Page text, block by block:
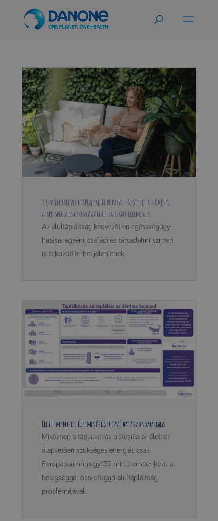
33 millióan alultápláltak Európában -Segíthet a növényi
alapú speciális gyógyászati célra szánt élelmiszer
Az alultápláltság kedvezőtlen egészségügyi
hatásai egyéni, családi és társadalmi szinten
is fokozott terhet jelentenek.
Életet menthet, életminőséget javíthat a szondatáplálás
Miközben a táplálkozás biztosítja az élethez
alapvetően szükséges energiát, csak
Európában mintegy 33 millió ember küzd a
betegséggel összefüggő alultápláltság
problémájával.